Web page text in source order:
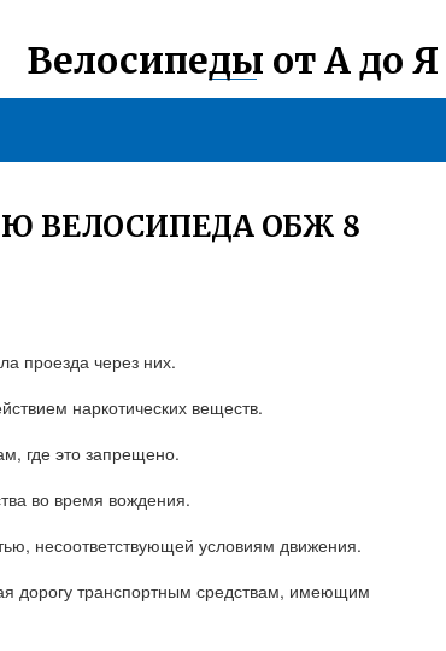
Велосипеды от А до Я
ВЕЛОСИПЕДА ОБЖ 8
проезда через них.
наркотических веществ.
где это запрещено.
во время вождения.
несоответствующей условиям движения.
дорогу транспортным средствам, имеющим